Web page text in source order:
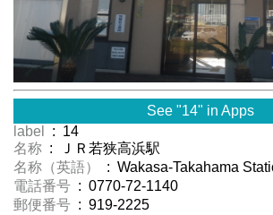
See "14" in Apps
label
: 14
名称 : ＪＲ若狭高浜駅
名称（英語）
: Wakasa-Takahama
電話番号 : 0770-72-1140
郵便番号 : 919-2225